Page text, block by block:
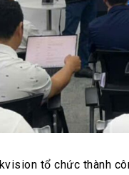
tổ chức thành